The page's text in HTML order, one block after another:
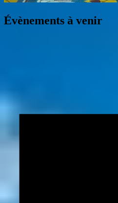
Évènements à venir